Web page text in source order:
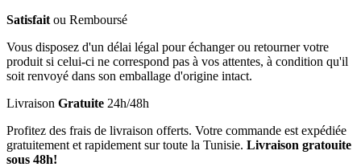
Satisfait ou Remboursé
Vous disposez d'un délai légal pour échanger ou retourner votre
produit si celui-ci ne correspond pas à vos attentes, à condition qu'il
soit renvoyé dans son emballage d'origine intact.
Livraison Gratuite 24h/48h
Profitez des frais de livraison offerts. Votre commande est expédiée
gratuitement et rapidement sur toute la Tunisie. Livraison gratouite
sous 48h!